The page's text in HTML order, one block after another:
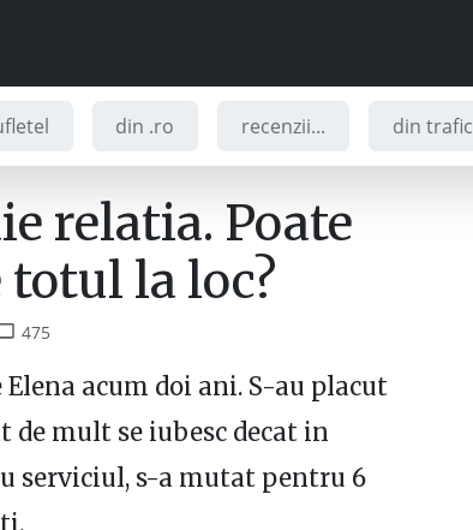
din .ro recenzii... din trafic
relatia. Poate
la loc?
475
acum doi ani. S-au placut
de mult se iubesc decat in
serviciul, s-a mutat pentru 6